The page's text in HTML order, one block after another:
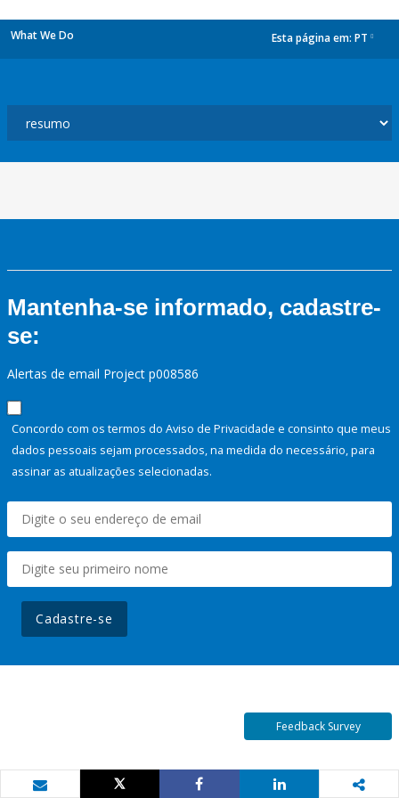
What We Do Esta página em: PT
Mantenha-se informado, cadastre-
se:
Alertas de email Project p008586
Concordo com os termos do Aviso de Privacidade e consinto que meus
dados pessoais sejam processados, na medida do necessário, para
assinar as atualizações selecionadas.
Cadastre-se
Feedback Survey